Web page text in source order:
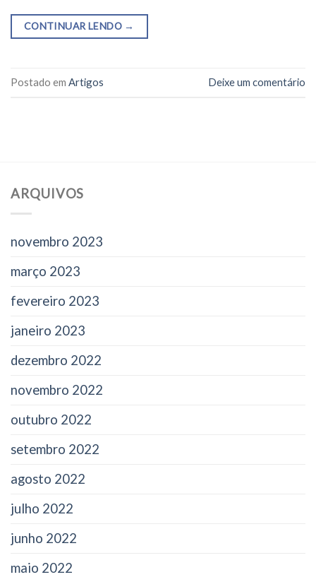
CONTINUAR LENDO →
Postado em Artigos Deixe um comentário
ARQUIVOS
novembro 2023
março 2023
fevereiro 2023
janeiro 2023
dezembro 2022
novembro 2022
outubro 2022
setembro 2022
agosto 2022
julho 2022
junho 2022
maio 2022